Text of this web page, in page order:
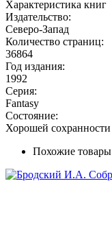
Характеристика книг
Издательство:
Северо-Запад
Количество страниц:
36864
Год издания:
1992
Серия:
Fantasy
Состояние:
Хорошей сохранности
Похожие товары